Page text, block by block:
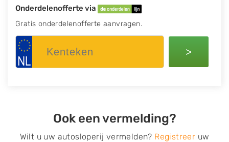
Onderdelenofferte via
Gratis onderdelenofferte aanvragen.
>
Ook een vermelding?
Wilt u uw autosloperij vermelden? Registreer uw